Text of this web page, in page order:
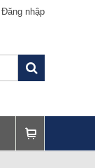
Đăng nhập